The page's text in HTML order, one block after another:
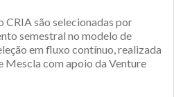
são selecionadas por
semestral no modelo de
em fluxo contínuo, realizada
com apoio da Venture